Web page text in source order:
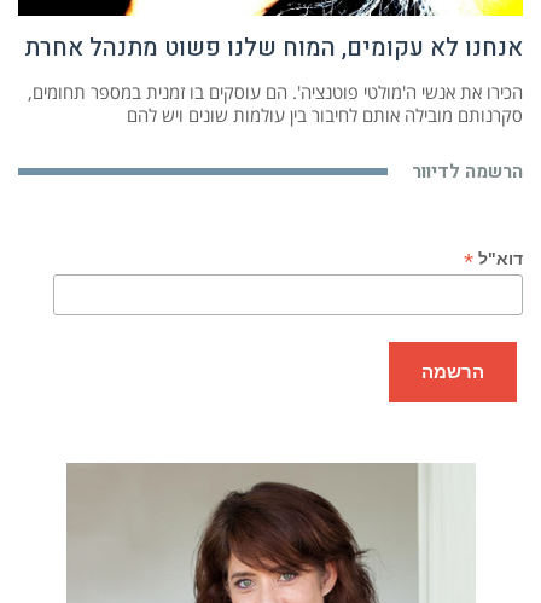
אנחנו לא עקומים, המוח שלנו פשוט מתנהל אחרת
הכירו את אנשי ה'מולטי פוטנציה'. הם עוסקים בו זמנית במספר תחומים,
סקרנותם מובילה אותם לחיבור בין עולמות שונים ויש להם
הרשמה לדיוור
דוא"ל *